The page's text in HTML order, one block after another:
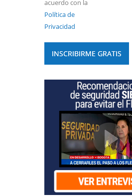
acuerdo con la
Política de
Privacidad